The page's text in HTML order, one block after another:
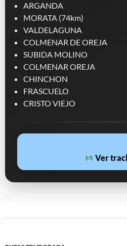
ARGANDA
MORATA (74km)
VALDELAGUNA
COLMENAR DE OREJA
SUBIDA MOLINO
COLMENAR OREJA
CHINCHON
FRASCUELO
CRISTO VIEJO
Ver